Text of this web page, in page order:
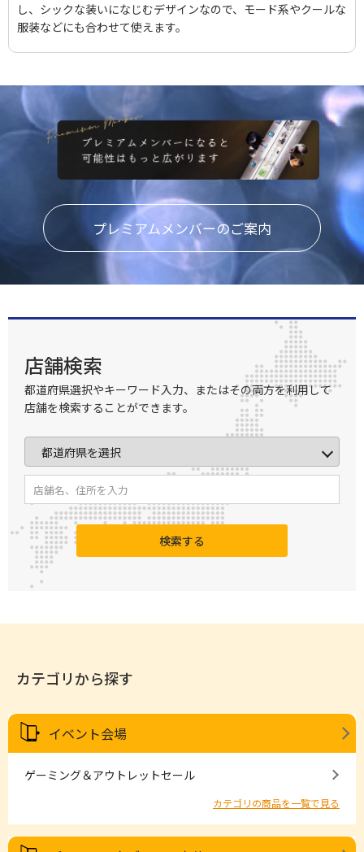
し、シックな装いになじむデザインなので、モード系やクールな
服装などにも合わせて使えます。
プレミアムメンバーのご案内
店舗検索
都道府県選択やキーワード入力、またはその両方を利用して
店舗を検索することができます。
検索する
カテゴリから探す
イベント会場
ゲーミング＆アウトレットセール
カテゴリの商品を一覧で見る